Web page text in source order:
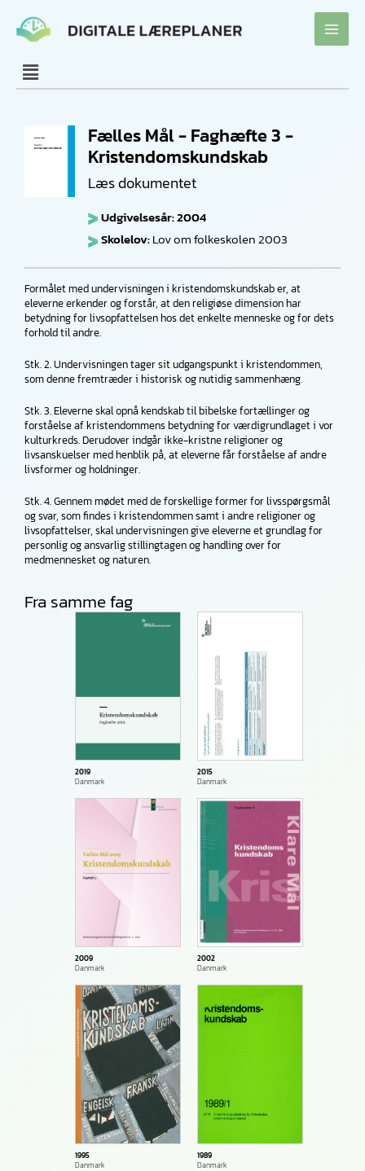
Fra samme fag
2019
Danmark
2015
Danmark
2009
Danmark
2002
Danmark
1995
Danmark
1989
Danmark
Fælles Mål - Faghæfte 3 -
Kristendomskundskab
Læs dokumentet
Udgivelsesår: 2004
Skolelov:Lov om folkeskolen 2003
Formålet med undervisningen i kristendomskundskab er, at
eleverne erkender og forstår, at den religiøse dimension har
betydning for livsopfattelsen hos det enkelte menneske og for dets
forhold til andre.
Stk. 2. Undervisningen tager sit udgangspunkt i kristendommen,
som denne fremtræder i historisk og nutidig sammenhæng.
Stk. 3. Eleverne skal opnå kendskab til bibelske fortællinger og
forståelse af kristendommens betydning for værdigrundlaget i vor
kulturkreds. Derudover indgår ikke-kristne religioner og
livsanskuelser med henblik på, at eleverne får forståelse af andre
livsformer og holdninger.
Stk. 4. Gennem mødet med de forskellige former for livsspørgsmål
og svar, som findes i kristendommen samt i andre religioner og
livsopfattelser, skal undervisningen give eleverne et grundlag for
personlig og ansvarlig stillingtagen og handling over for
medmennesket og naturen.